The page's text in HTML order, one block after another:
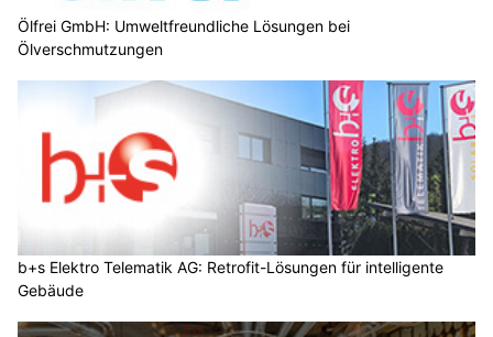
Ölfrei GmbH: Umweltfreundliche Lösungen bei
Ölverschmutzungen
b+s Elektro Telematik AG: Retrofit-Lösungen für intelligente
Gebäude